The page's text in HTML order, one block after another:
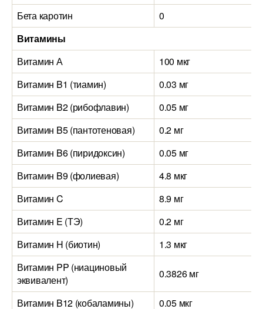
Бета каротин
0
Витамины
Витамин А
100 мкг
Витамин B1 (тиамин)
0.03 мг
Витамин B2 (рибофлавин)
0.05 мг
Витамин B5 (пантотеновая)
0.2 мг
Витамин B6 (пиридоксин)
0.05 мг
Витамин B9 (фолиевая)
4.8 мкг
Витамин C
8.9 мг
Витамин E (ТЭ)
0.2 мг
Витамин H (биотин)
1.3 мкг
Витамин PP (ниациновый
эквивалент)
0.3826 мг
Витамин B12 (кобаламины)
0.05 мкг